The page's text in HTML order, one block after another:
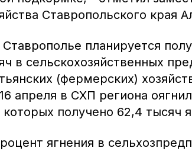
Ставропольского края
Ставрополье планируется
в сельскохозяйственных
(фермерских)
апреля в СХП региона
получено 62,4 тысяч
ягнения в